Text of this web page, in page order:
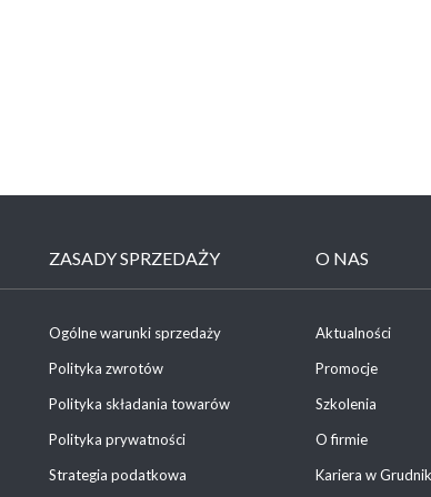
ZASADY SPRZEDAŻY
Ogólne warunki sprzedaży
Polityka zwrotów
Polityka składania towarów
Polityka prywatności
Strategia podatkowa
O NAS
Aktualności
Promocje
Szkolenia
O firmie
Kariera w Grudnik